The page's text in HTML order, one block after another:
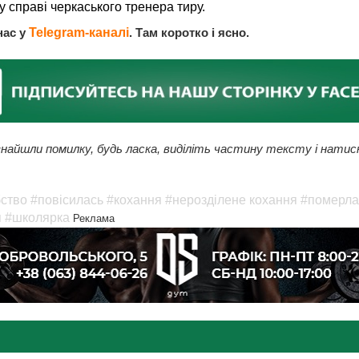
справі черкаського тренера тиру.
у Telegram-каналі. Там коротко і ясно.
помилку, будь ласка, виділіть частину тексту і
#повісилась #кохання #нерозділене кохання #померла
#школярка Реклама